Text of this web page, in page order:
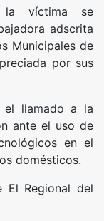
víctima se
adscrita
Municipales de
por sus
el llamado a la
ante el uso de
en el
domésticos.
Regional del